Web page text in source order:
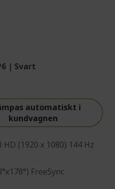
| Svart
automatiskt i
kundvagnen
(1920 x 1080) 144 Hz
FreeSync